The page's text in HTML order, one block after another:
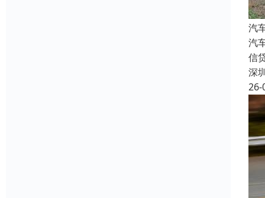
汽
汽
信
深
26-